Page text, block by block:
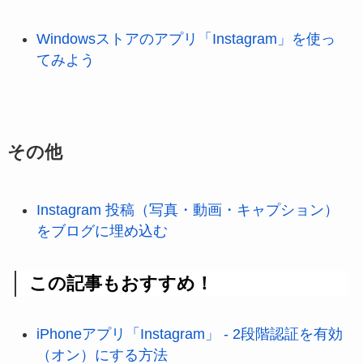
Windowsストアのアプリ「Instagram」を使っ
てみよう
その他
Instagram 投稿（写真・動画・キャプション）
をブログに埋め込む
この記事もおすすめ！
iPhoneアプリ「Instagram」 - 2段階認証を有効
（オン）にする方法